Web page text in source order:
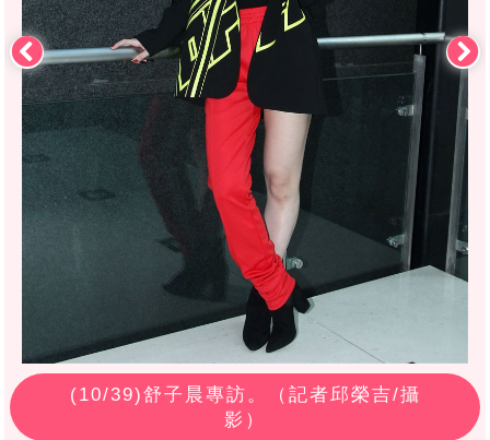
(10/39)舒子晨專訪。（記者邱榮吉/攝
影）